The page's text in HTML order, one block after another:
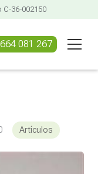
C-36-002150
664 081 267
Artículos